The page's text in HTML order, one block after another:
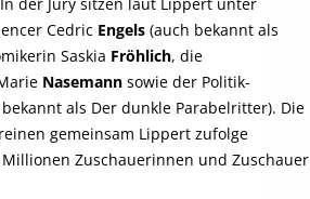
Cedric Engels (auch bekannt als
Saskia Fröhlich, die
Nasemann sowie der Politik-
als Der dunkle Parabelritter). Die
gemeinsam Lippert zufolge
Zuschauerinnen und Zuschauer